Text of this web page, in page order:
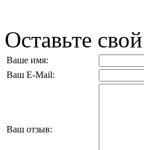
Оставьте
Ваше имя:
Ваш E-Mail:
Ваш отзыв: